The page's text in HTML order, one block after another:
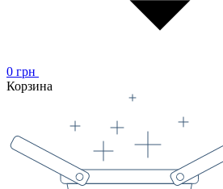
0 грн
Корзина